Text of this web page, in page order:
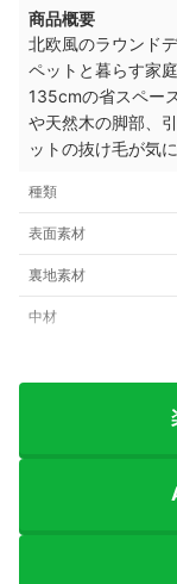
商品概要
北欧風のラウンド
ペットと暮らす家
135cmの省スペー
や天然木の脚部、
ットの抜け毛が気
種類
表面素材
裏地素材
中材